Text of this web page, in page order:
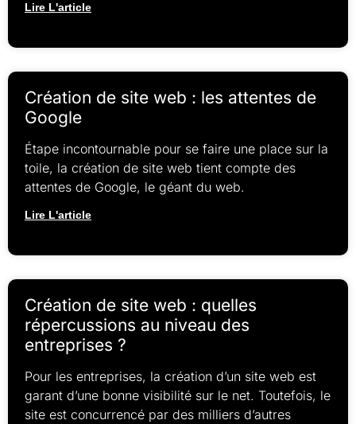
Lire L'article
Création de site web : les attentes de
Google
Étape incontournable pour se faire une place sur la
toile, la création de site web tient compte des
attentes de Google, le géant du web.
Lire L'article
Création de site web : quelles
répercussions au niveau des
entreprises ?
Pour les entreprises, la création d’un site web est
garant d’une bonne visibilité sur le net. Toutefois, le
site est concurrencé par des milliers d’autres